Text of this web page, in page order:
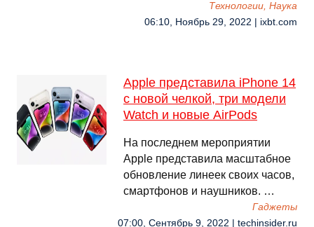
Технологии, Наука
06:10, Ноябрь 29, 2022 | ixbt.com
Apple представила iPhone 14
с новой челкой, три модели
Watch и новые AirPods
На последнем мероприятии
Apple представила масштабное
обновление линеек своих часов,
смартфонов и наушников. …
Гаджеты
07:00, Сентябрь 9, 2022 | techinsider.ru